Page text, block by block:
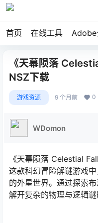
首页 在线工具 Adobe
《天幕陨落
NSZ下载
游戏资源 9 个月前 0
WDomon
《天幕陨落 Celestial
这款科幻冒险解谜游戏
的外星世界。通过探索
解开复杂的物理与逻辑谜